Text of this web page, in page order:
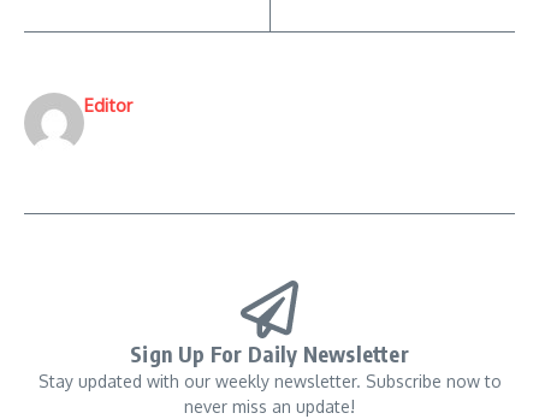
Editor
Sign Up For Daily Newsletter
Stay updated with our weekly newsletter. Subscribe now to
never miss an update!